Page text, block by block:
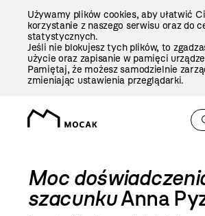
Używamy plików cookies, aby ułatwić Ci
korzystanie z naszego serwisu oraz do
statystycznych.
Jeśli nie blokujesz tych plików, to
użycie oraz zapisanie w pamięci
Pamiętaj, że możesz samodzielnie
zmieniając ustawienia przeglądarki.
Moc
szacunkuAnna